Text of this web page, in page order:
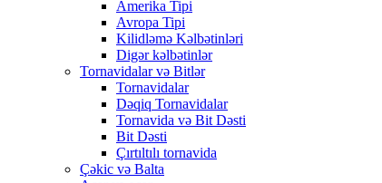
Amerika Tipi
Avropa Tipi
Kilidləmə Kəlbətinləri
Digər kəlbətinlər
Tornavidalar və Bitlər
Tornavidalar
Dəqiq Tornavidalar
Tornavida və Bit Dəsti
Bit Dəsti
Çırtıltılı tornavida
Çəkic və Balta